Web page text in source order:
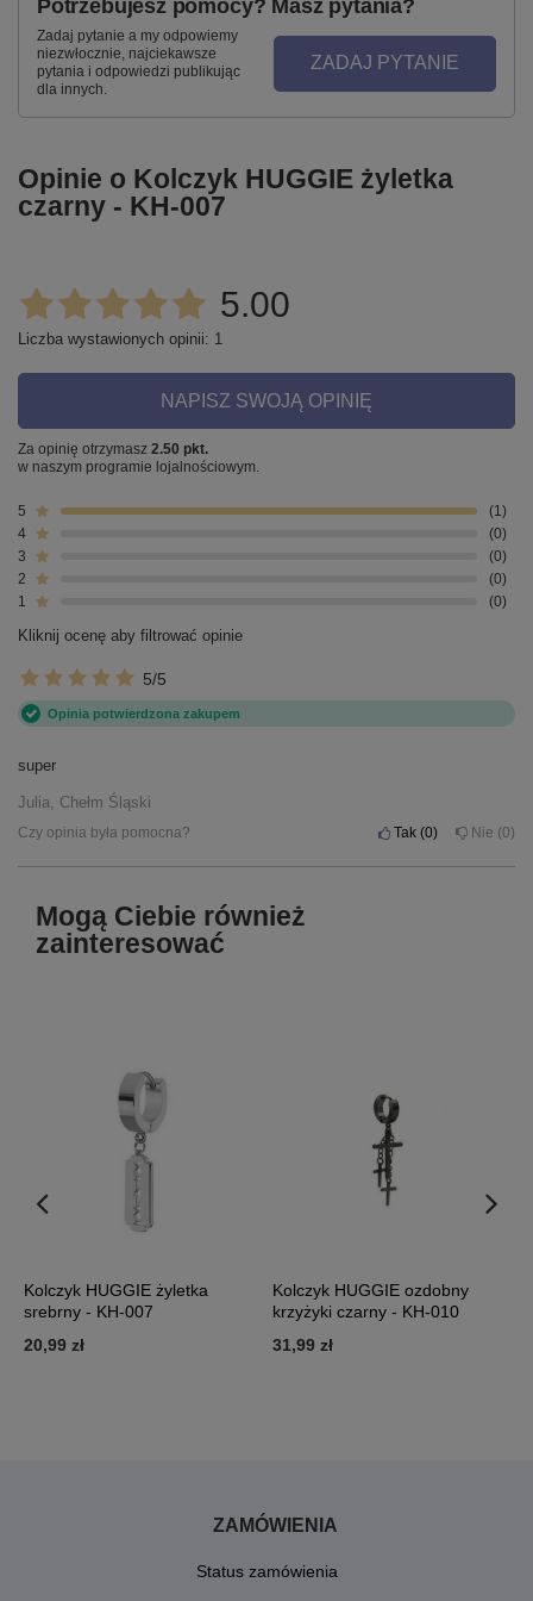
Potrzebujesz pomocy? Masz pytania?
Zadaj pytanie a my odpowiemy
niezwłocznie, najciekawsze
pytania i odpowiedzi publikując
dla innych.
ZADAJ PYTANIE
Opinie o Kolczyk HUGGIE żyletka
czarny - KH-007
5.00
Liczba wystawionych opinii: 1
NAPISZ SWOJĄ OPINIĘ
Za opinię otrzymasz 2.50 pkt.
w naszym programie lojalnościowym.
5
1
4
0
3
0
2
0
1
0
Kliknij ocenę aby filtrować opinie
5/5
Opinia potwierdzona zakupem
super
Julia, Chełm Śląski
Czy opinia była pomocna? Tak 0 Nie 0
Mogą Ciebie również
zainteresować
Kolczyk HUGGIE żyletka
srebrny - KH-007
20,99 zł
Kolczyk HUGGIE ozdobny
krzyżyki czarny - KH-010
31,99 zł
ZAMÓWIENIA
Status zamówienia